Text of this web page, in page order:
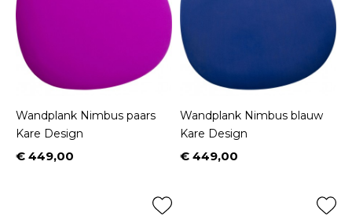
Wandplank Nimbus paars
Kare Design
Prijs
€ 449,00
Wandplank Nimbus blauw
Kare Design
Prijs
€ 449,00